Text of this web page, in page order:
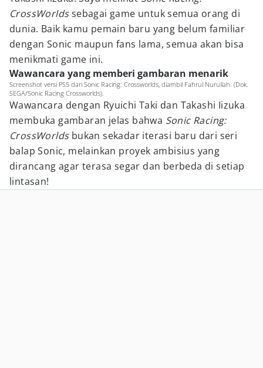
CrossWorldssebagai game untuk semua orang di
dunia. Baik kamu pemain baru yang belum familiar
dengan Sonic maupun fans lama, semua akan bisa
menikmati game ini.
Wawancara yang memberi gambaran menarik
Screenshot versi PS5 dari Sonic Racing: Crossworlds, diambil Fahrul Nurullah. (Dok.
SEGA/Sonic Racing Crossworlds).
Wawancara dengan Ryuichi Taki dan Takashi Iizuka
membuka gambaran jelas bahwa Sonic Racing:
CrossWorldsbukan sekadar iterasi baru dari seri
balap Sonic, melainkan proyek ambisius yang
dirancang agar terasa segar dan berbeda di setiap
lintasan!